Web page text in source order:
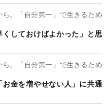
。「自分第一」で生きるため
しておけばよかった」と思
。「自分第一」で生きるため
お金を増やせない人」に共通